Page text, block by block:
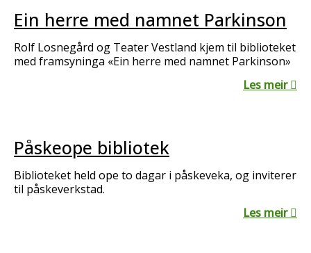
Ein herre med namnet Parkinson
Rolf Losnegård og Teater Vestland kjem til biblioteket
med framsyninga «Ein herre med namnet Parkinson»
Les meir
Påskeope bibliotek
Biblioteket held ope to dagar i påskeveka, og inviterer
til påskeverkstad.
Les meir